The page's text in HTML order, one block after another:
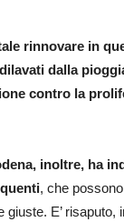
rinnovare in
dalla
contro la
inoltre, ha
, che
giuste. E’ risaputo,